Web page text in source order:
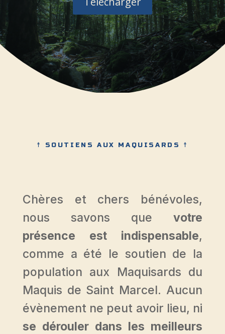
☨ SOUTIENS AUX MAQUISARDS ☨
Chères et chers bénévoles,
nous savons quevotre
présence est indispensable,
comme a été le soutien de la
population aux Maquisards du
Maquis de Saint Marcel. Aucun
évènement ne peut avoir lieu, ni
se dérouler dans les meilleurs